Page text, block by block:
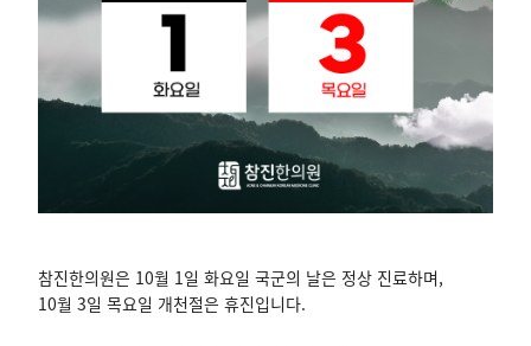
참진한의원은 10월 1일 화요일 국군의 날은 정상 진료하며,
10월 3일 목요일 개천절은 휴진입니다.